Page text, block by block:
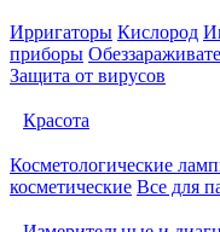
Ирригаторы Кислород
приборы
Защита от вирусов
Красота
Косметологические
косметические Все для